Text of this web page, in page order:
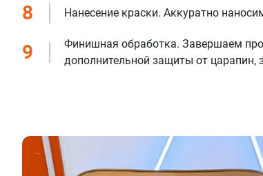
8 Нанесение краски. Аккуратно
9 Финишная обработка. Завершаем
дополнительной защиты от царапин,